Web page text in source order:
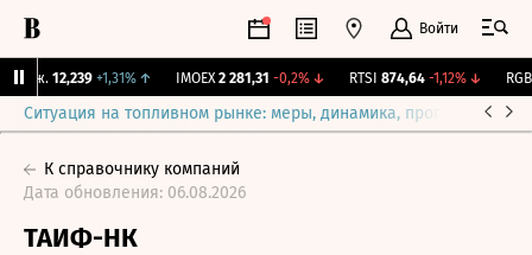
Войти
12,239 +1,31% ↑ IMOEX 2 281,31 -0,2%↓ RTSI 874,64 -1,12%↓ RGBI
Ситуация на топливном рынке: меры, динамика, прогнозы
К справочнику компаний
Дата обновления: 06.08.2026
ТАИФ-НК